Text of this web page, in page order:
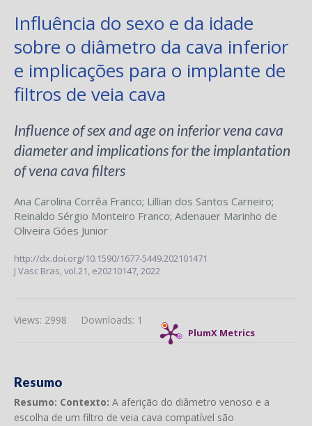
Influência do sexo e da idade
sobre o diâmetro da cava inferior
e implicações para o implante de
filtros de veia cava
Influence of sex and age on inferior vena cava
diameter and implications for the implantation
of vena cava filters
Ana Carolina Corrêa Franco; Lillian dos Santos Carneiro;
Reinaldo Sérgio Monteiro Franco; Adenauer Marinho de
Oliveira Góes Junior
http://dx.doi.org/10.1590/1677-5449.202101471
J Vasc Bras,vol.21, e20210147, 2022
PlumX Metrics
Downloads: 1
Views: 2998
Resumo
Resumo: Contexto: A aferição do diâmetro venoso e a
escolha de um filtro de veia cava compatível são